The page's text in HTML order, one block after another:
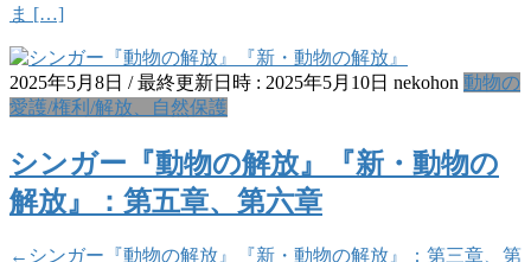
ま […]
2025年5月8日 / 最終更新日時 : 2025年5月10日 nekohon 動物の
愛護/権利/解放、自然保護
シンガー『動物の解放』『新・動物の
解放』：第五章、第六章
←シンガー『動物の解放』『新・動物の解放』：第三章、第